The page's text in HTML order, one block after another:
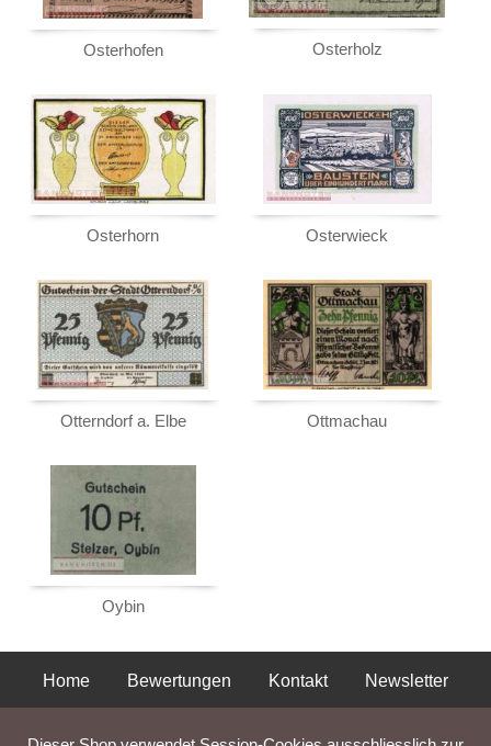
Osterhofen Osterholz
Osterhorn Osterwieck
Otterndorf a. Elbe Ottmachau
Oybin
Home Bewertungen Kontakt
Newsletter